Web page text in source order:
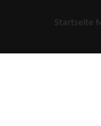
Startseite